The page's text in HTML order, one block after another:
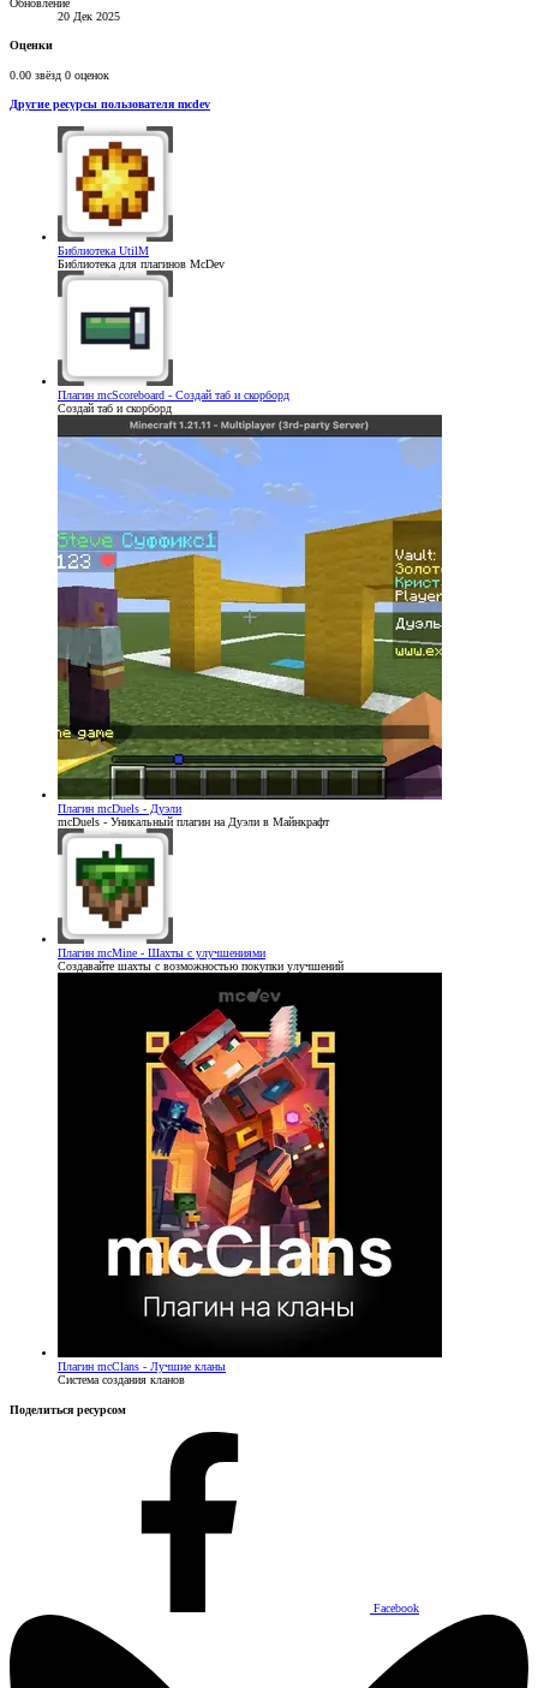
Обновление
20 Дек 2025
Оценки
0.00 звёзд 0 оценок
Другие ресурсы пользователя mcdev
Библиотека UtilM
Библиотека для плагинов McDev
Плагин mcScoreboard - Создай таб и скорборд
Создай таб и скорборд
Плагин mcDuels - Дуэли
mcDuels - Уникальный плагин на Дуэли в Майнкрафт
Плагин mcMine - Шахты с улучшениями
Создавайте шахты с возможностью покупки улучшений
Плагин mcClans - Лучшие кланы
Система создания кланов
Поделиться ресурсом
Facebook